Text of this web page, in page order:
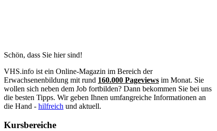
Schön, dass Sie hier sind!
VHS.info ist ein Online-Magazin im Bereich der
Erwachsenenbildung mit rund 160.000 Pageviews im Monat. Sie
wollen sich neben dem Job fortbilden? Dann bekommen Sie bei uns
die besten Tipps. Wir geben Ihnen umfangreiche Informationen an
die Hand - hilfreich und aktuell.
Kursbereiche